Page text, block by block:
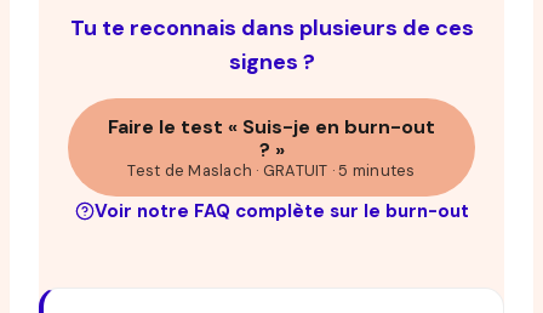
Tu te reconnais dans plusieurs de ces
signes ?
Faire le test « Suis-je en burn-out
? »
Test de Maslach · GRATUIT · 5 minutes
Voir notre FAQ complète sur le burn-out